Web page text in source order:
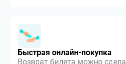
Быстрая онлайн-покупка
Возврат билета можно